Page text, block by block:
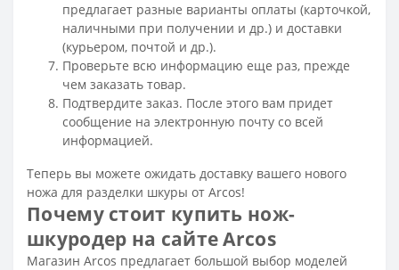
предлагает разные варианты оплаты (карточкой,
наличными при получении и др.) и доставки
(курьером, почтой и др.).
Проверьте всю информацию еще раз, прежде
чем заказать товар.
Подтвердите заказ. После этого вам придет
сообщение на электронную почту со всей
информацией.
Теперь вы можете ожидать доставку вашего нового
ножа для разделки шкуры от Arcos!
Почему стоит купить нож-
шкуродер на сайте Arcos
Магазин Arcos предлагает большой выбор моделей